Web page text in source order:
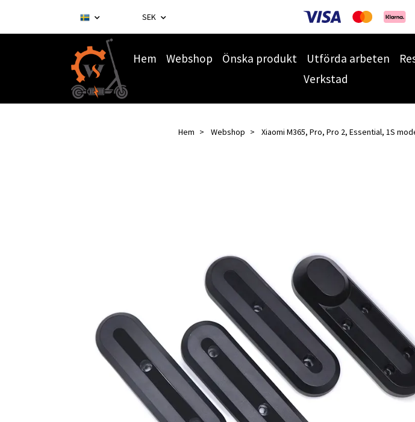
SEK
Hem Webshop Önska produkt Utförda arbeten
Verkstad
Hem Webshop Xiaomi M365, Pro, Pro 2, Essential, 1S